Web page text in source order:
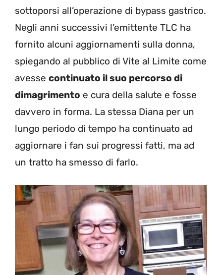
sottoporsi all’operazione di bypass gastrico.
Negli anni successivi l’emittente TLC ha
fornito alcuni aggiornamenti sulla donna,
spiegando al pubblico di Vite al Limite come
avesse continuato il suo percorso di
dimagrimento e cura della salute e fosse
davvero in forma. La stessa Diana per un
lungo periodo di tempo ha continuato ad
aggiornare i fan sui progressi fatti, ma ad
un tratto ha smesso di farlo.